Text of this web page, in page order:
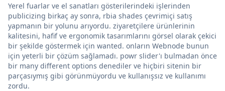
Yerel fuarlar ve el sanatları gösterilerindeki işlerinden
publicizing birkaç ay sonra, rbia shades çevrimiçi satış
yapmanın bir yolunu arıyordu. ziyaretçilere ürünlerinin
kalitesini, hafif ve ergonomik tasarımlarını görsel olarak çekici
bir şekilde göstermek için wanted. onların Webnode bunun
için yeterli bir çözüm sağlamadı. powr slider'ı bulmadan önce
bir many different options denediler ve hiçbiri sitenin bir
parçasıymış gibi görünmüyordu ve kullanışsız ve kullanımı
zordu.